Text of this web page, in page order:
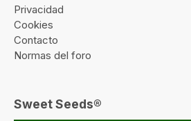
Privacidad
Cookies
Contacto
Normas del foro
Sweet Seeds®